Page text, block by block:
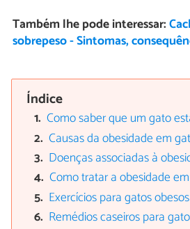
Também lhe pode interessar:
sobrepeso - Sintomas,
Índice
Como saber que um gato
Causas da obesidade em
Doenças associadas à
Como tratar a obesidade
Exercícios para gatos obesos
Remédios caseiros para